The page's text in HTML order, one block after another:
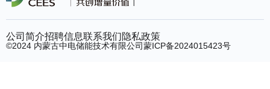
©2024 内蒙古中电储能技术有限公司蒙ICP备2024015423号
公司简介招聘信息联系我们隐私政策